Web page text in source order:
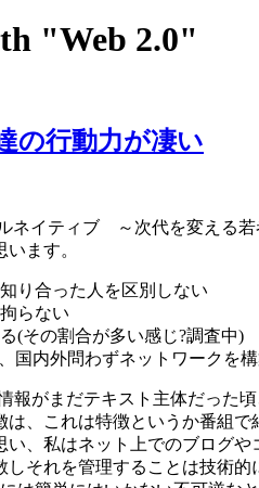
"Web 2.0"
の行動力が凄い
ネイティブ ～次代を変える
ます。
り合った人を区別しない
らない
(その割合が多い感じ?調査中)
国内外問わずネットワークを
報がまだテキスト主体だった
は、これは特徴というか番組
い、私はネット上でのブログ
しそれを管理することは技術